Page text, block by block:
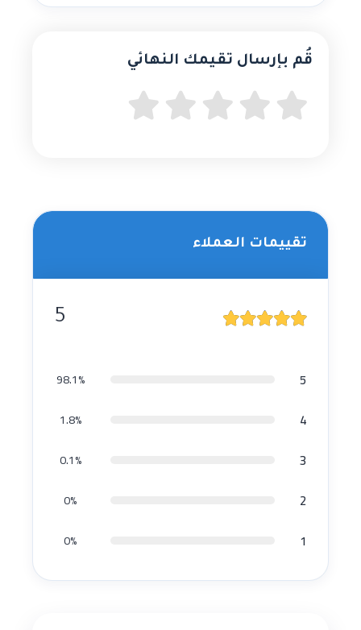
قُم بإرسال تقيمك النهائي
تقييمات العملاء
5
5
98.1%
4
1.8%
3
0.1%
2
0%
1
0%